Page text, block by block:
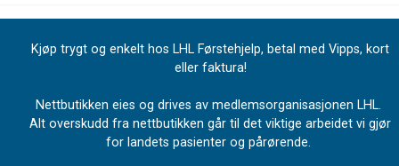
Kjøp trygt og enkelt hos LHL Førstehjelp, betal med Vipps, kort
eller faktura!
Nettbutikken eies og drives av medlemsorganisasjonen LHL.
Alt overskudd fra nettbutikken går til det viktige arbeidet vi gjør
for landets pasienter og pårørende.